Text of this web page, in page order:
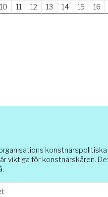
10 11 12 13 14 15 16
viktiga för konstnärskåren.